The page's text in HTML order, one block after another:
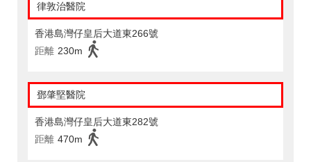
律敦治醫院
香港島灣仔皇后大道東266號
距離 230m
鄧肇堅醫院
香港島灣仔皇后大道東282號
距離 470m